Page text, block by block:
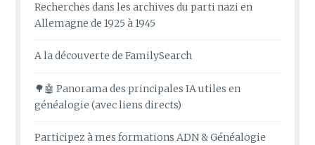
Recherches dans les archives du parti nazi en
Allemagne de 1925 à 1945
A la découverte de FamilySearch
🌳🤖 Panorama des principales IA utiles en
généalogie (avec liens directs)
Participez à mes formations ADN & Généalogie